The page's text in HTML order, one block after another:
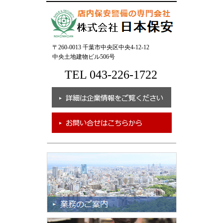
〒260-0013 千葉市中央区中央4-12-12
中央土地建物ビル506号
TEL 043-226-1722